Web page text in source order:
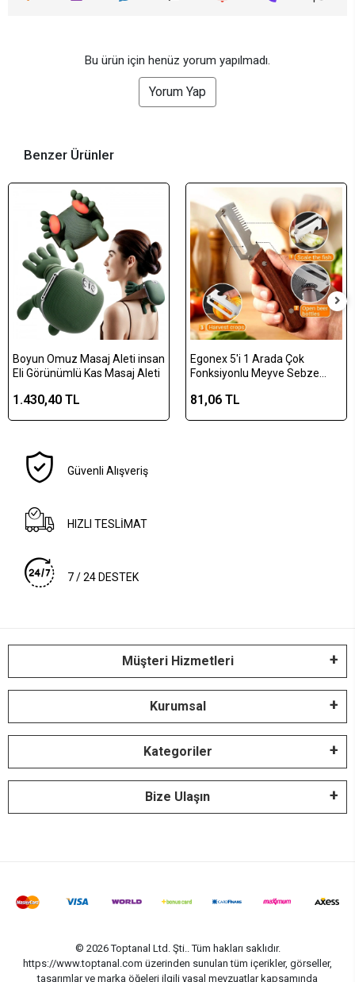
Bu ürün için henüz yorum yapılmadı.
Yorum Yap
Benzer Ürünler
Boyun Omuz Masaj Aleti insan
Eli Görünümlü Kas Masaj Aleti
1.430,40 TL
Egonex 5'i 1 Arada Çok
Fonksiyonlu Meyve Sebze
Şişe Açacağı – Ahşap Saplı
81,06 TL
Güvenli Alışveriş
HIZLI TESLİMAT
7 / 24 DESTEK
Müşteri Hizmetleri
Kurumsal
Kategoriler
Bize Ulaşın
© 2026 Toptanal Ltd. Şti.. Tüm hakları saklıdır.
https://www.toptanal.com üzerinden sunulan tüm içerikler, görseller,
tasarımlar ve marka öğeleri ilgili yasal mevzuatlar kapsamında